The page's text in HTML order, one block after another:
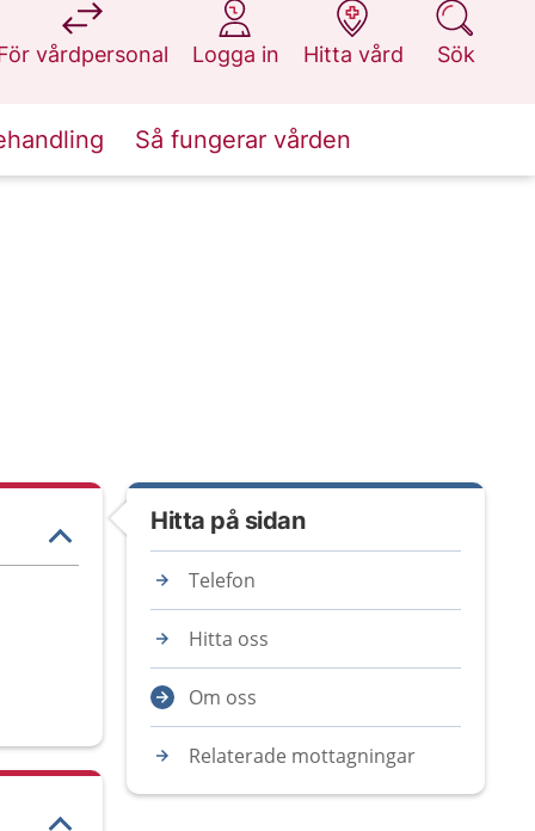
vårdpersonal
på 1177.se
Logga in
på 1177.se
Hitta vård
på 1177.se
Sök
på 1177.se
Så fungerar vården
Hitta på sidan
Telefon
Hitta oss
Om oss
Relaterade mottagningar